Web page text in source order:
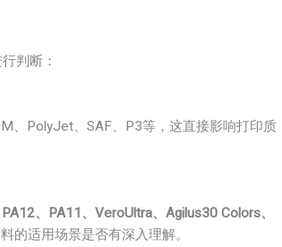
判断：
、PolyJet、SAF、P3等，这直接影响打印质
、PA11、VeroUltra、Agilus30 Colors、
的适用场景是否有深入理解。